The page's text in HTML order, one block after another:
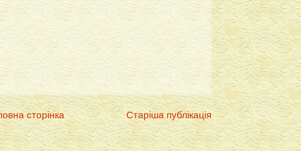
Старіша публікація
сторінка